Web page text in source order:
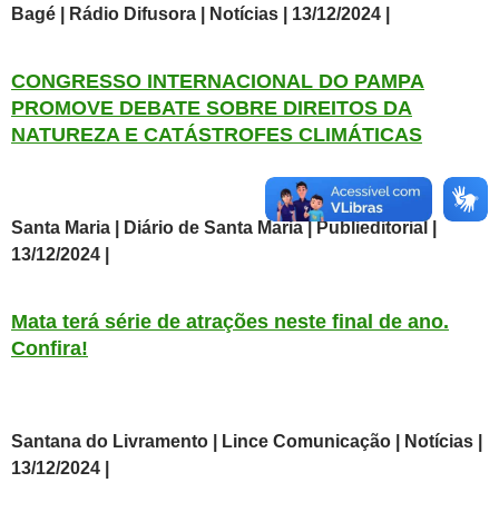
Bagé | Rádio Difusora | Notícias | 13/12/2024 |
CONGRESSO INTERNACIONAL DO PAMPA
PROMOVE DEBATE SOBRE DIREITOS DA
NATUREZA E CATÁSTROFES CLIMÁTICAS
Santa Maria | Diário de Santa Maria | Publieditorial |
13/12/2024 |
Mata terá série de atrações neste final de ano.
Confira!
Santana do Livramento | Lince Comunicação | Notícias |
13/12/2024 |